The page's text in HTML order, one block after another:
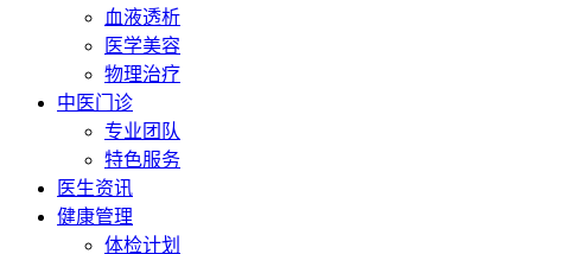
血液透析
医学美容
物理治疗
中医门诊
专业团队
特色服务
医生资讯
健康管理
体检计划